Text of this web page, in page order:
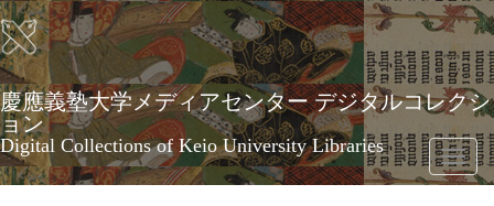
Skip
to
main
content
慶應義塾大学メディアセンター デジタルコレクシ
ョン
Digital Collections of Keio University Libraries
Toggle